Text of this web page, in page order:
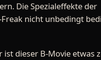
Die Spezialeffekte der
nicht unbedingt
dieser B-Movie etwas